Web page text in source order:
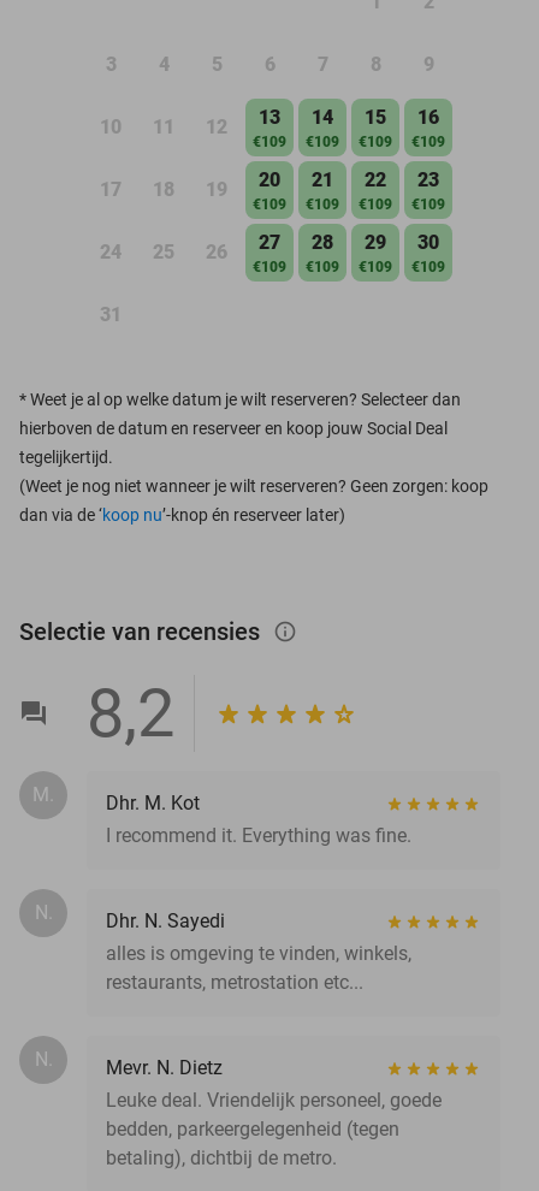
3 4 5 6 7 8 9
10 11 12 13
€109
14
€109
15
€109
16
€109
17 18 19 20
€109
21
€109
22
€109
23
€109
24 25 26 27
€109
28
€109
29
€109
30
€109
31
*Weet je al op welke datum je wilt reserveren? Selecteer dan
hierboven de datum en reserveer en koop jouw Social Deal
tegelijkertijd.
(Weet je nog niet wanneer je wilt reserveren? Geen zorgen: koop
dan via de ‘koop nu’-knop én reserveer later)
Selectie van recensies info_outlined
8,2
M.
Dhr. M. Kot
I recommend it. Everything was fine.
N.
Dhr. N. Sayedi
alles is omgeving te vinden, winkels,
restaurants, metrostation etc...
N.
Mevr. N. Dietz
Leuke deal. Vriendelijk personeel, goede
bedden, parkeergelegenheid (tegen
betaling), dichtbij de metro.